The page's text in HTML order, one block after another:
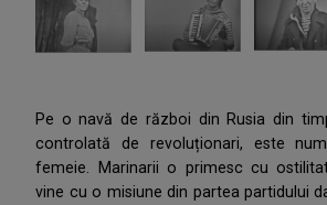
Pe o navă de război din Rusia din
controlată de revoluționari, este
femeie. Marinarii o primesc cu
vine cu o misiune din partea partidului